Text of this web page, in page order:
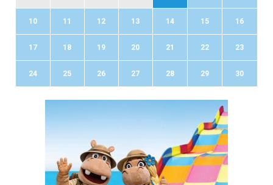
10 11 12 13 14 15 16
17 18 19 20 21 22 23
24 25 26 27 28 29 30